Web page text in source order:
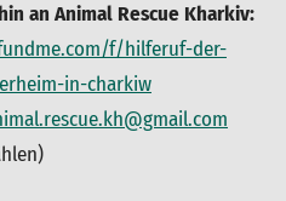
an Animal Rescue Kharkiv:
f/hilferuf-der-
in-charkiw